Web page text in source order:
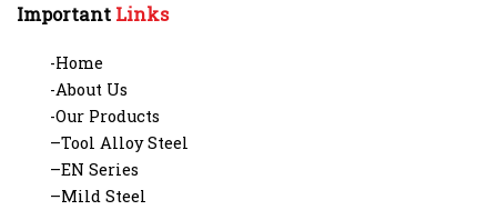
Important Links
-Home
-About Us
-Our Products
–Tool Alloy Steel
–EN Series
–Mild Steel